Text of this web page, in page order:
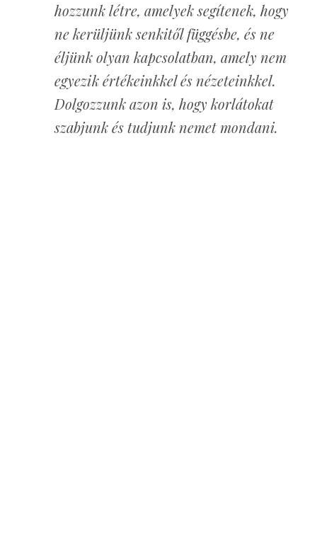
hozzunk létre, amelyek segítenek, hogy
ne kerüljünk senkitől függésbe, és ne
éljünk olyan kapcsolatban, amely nem
egyezik értékeinkkel és nézeteinkkel.
Dolgozzunk azon is, hogy korlátokat
szabjunk és tudjunk nemet mondani.